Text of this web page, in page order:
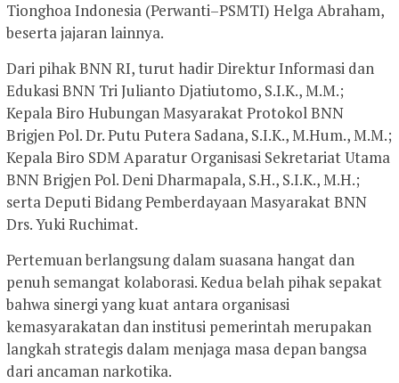
Tionghoa Indonesia (Perwanti–PSMTI) Helga Abraham,
beserta jajaran lainnya.
Dari pihak BNN RI, turut hadir Direktur Informasi dan
Edukasi BNN Tri Julianto Djatiutomo, S.I.K., M.M.;
Kepala Biro Hubungan Masyarakat Protokol BNN
Brigjen Pol. Dr. Putu Putera Sadana, S.I.K., M.Hum., M.M.;
Kepala Biro SDM Aparatur Organisasi Sekretariat Utama
BNN Brigjen Pol. Deni Dharmapala, S.H., S.I.K., M.H.;
serta Deputi Bidang Pemberdayaan Masyarakat BNN
Drs. Yuki Ruchimat.
Pertemuan berlangsung dalam suasana hangat dan
penuh semangat kolaborasi. Kedua belah pihak sepakat
bahwa sinergi yang kuat antara organisasi
kemasyarakatan dan institusi pemerintah merupakan
langkah strategis dalam menjaga masa depan bangsa
dari ancaman narkotika.